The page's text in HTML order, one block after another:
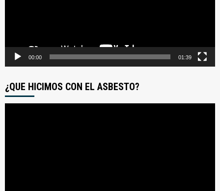
00:00 01:39
¿QUE HICIMOS CON EL ASBESTO?